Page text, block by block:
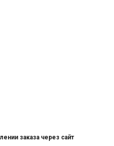
заказа через сайт